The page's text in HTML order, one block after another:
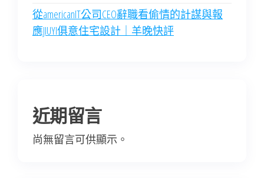
從americanIT公司CEO辭職看偷情的計謀與報
應JIUYI俱意住宅設計｜羊晚快評
近期留言
尚無留言可供顯示。